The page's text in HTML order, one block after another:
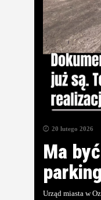
20 lutego 2026
Ma
Urząd miasta w